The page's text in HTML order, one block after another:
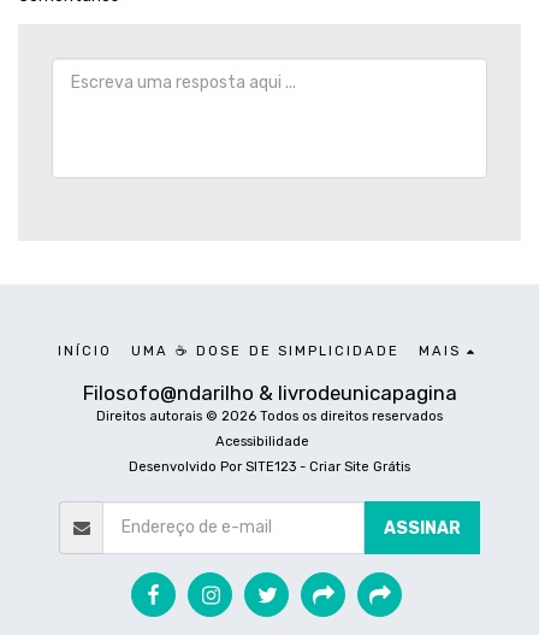
Filosofo@ndarilho & livrodeunicapagina
Direitos autorais © 2026 Todos os direitos reservados
Acessibilidade
Desenvolvido PorSITE123 - Criar Site Grátis
INÍCIO UMA ☕ DOSE DE SIMPLICIDADE MAIS
ASSINAR